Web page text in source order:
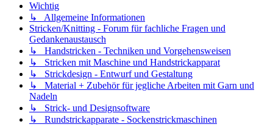
Wichtig
↳ Allgemeine Informationen
Stricken/Knitting - Forum für fachliche Fragen und
Gedankenaustausch
↳ Handstricken - Techniken und Vorgehensweisen
↳ Stricken mit Maschine und Handstrickapparat
↳ Strickdesign - Entwurf und Gestaltung
↳ Material + Zubehör für jegliche Arbeiten mit Garn und
Nadeln
↳ Strick- und Designsoftware
↳ Rundstrickapparate - Sockenstrickmaschinen